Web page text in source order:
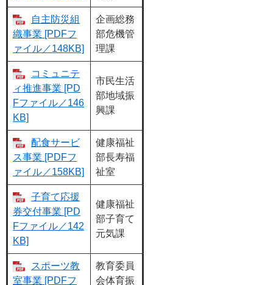
自主防災組
織事業 [PDFフ
ァイル／148KB]
企画総務
部危機管
理課
コミュニテ
ィ推進事業 [PD
Fファイル／146
KB]
市民生活
部地域振
興課
配食サービ
ス事業 [PDFフ
ァイル／158KB]
健康福祉
部長寿福
祉室
子育て応援
券交付事業 [PD
Fファイル／142
KB]
健康福祉
部子育て
元気課
スポーツ教
室事業 [PDFフ
教育委員
会体育振